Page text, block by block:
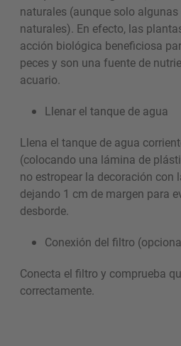
naturales (aunque solo
naturales). En efecto, las
acción biológica beneficiosa
peces y son una fuente de
acuario.
Llenar el tanque de agua
Llena el tanque de agua
(colocando una lámina de
no estropear la decoración con
dejando 1 cm de margen para
desborde.
Conexión del filtro
Conecta el filtro y comprueba
correctamente.